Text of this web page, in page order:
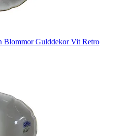
Blommor Gulddekor Vit Retro